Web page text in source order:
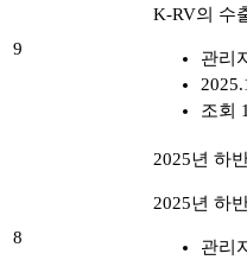
9
K-RV의 수
관리
조회
8
2025년 하
2025년 하
관리